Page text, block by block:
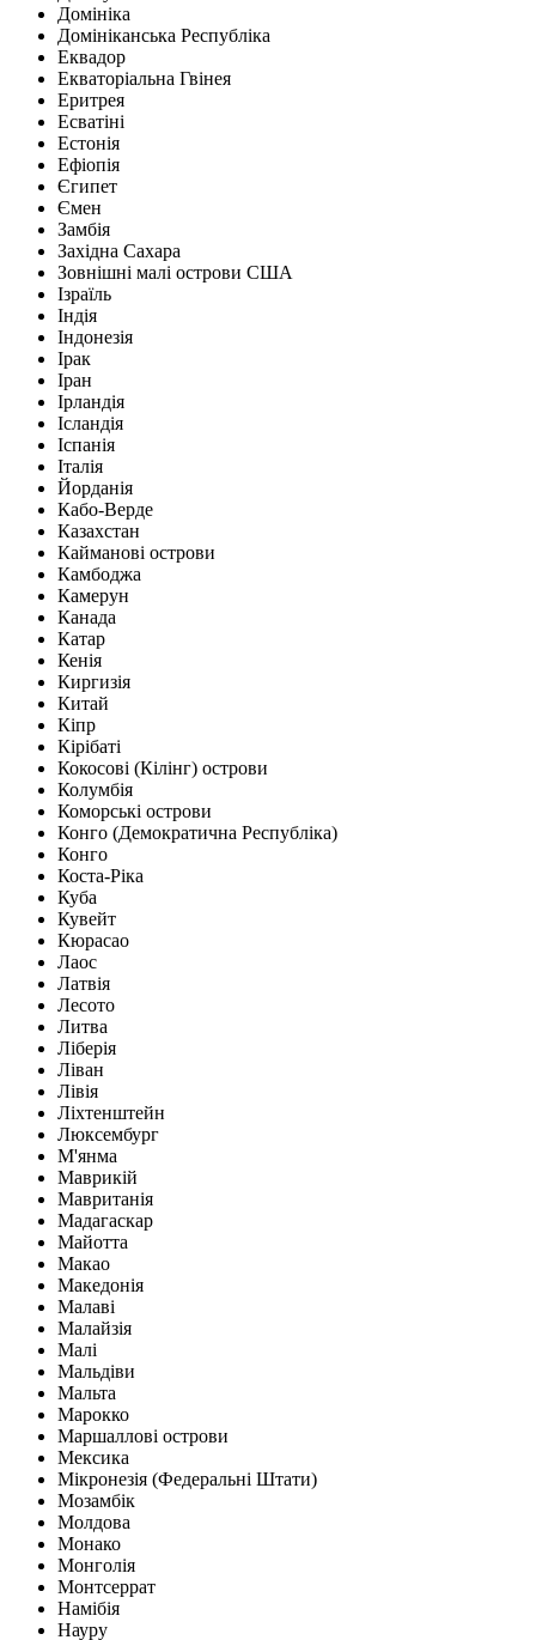
Домініка
Домініканська Республіка
Еквадор
Екваторіальна Гвінея
Еритрея
Есватіні
Естонія
Ефіопія
Єгипет
Ємен
Замбія
Західна Сахара
Зовнішні малі острови США
Ізраїль
Індія
Індонезія
Ірак
Іран
Ірландія
Ісландія
Іспанія
Італія
Йорданія
Кабо-Верде
Казахстан
Кайманові острови
Камбоджа
Камерун
Канада
Катар
Кенія
Киргизія
Китай
Кіпр
Кірібаті
Кокосові (Кілінг) острови
Колумбія
Коморські острови
Конго (Демократична Республіка)
Конго
Коста-Ріка
Куба
Кувейт
Кюрасао
Лаос
Латвія
Лесото
Литва
Ліберія
Ліван
Лівія
Ліхтенштейн
Люксембург
М'янма
Маврикій
Мавританія
Мадагаскар
Майотта
Макао
Македонія
Малаві
Малайзія
Малі
Мальдіви
Мальта
Марокко
Маршаллові острови
Мексика
Мікронезія (Федеральні Штати)
Мозамбік
Молдова
Монако
Монголія
Монтсеррат
Намібія
Науру